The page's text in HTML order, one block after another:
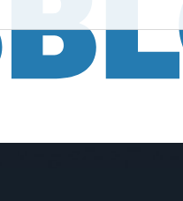
Über uns